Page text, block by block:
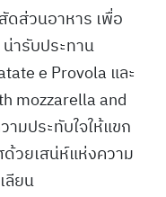
ดส่วนอาหาร เพื่อ
ารับประทาน
e Provola และ
mozzarella and
มประทับใจให้แขก
วยเสน่ห์แห่งความ
ลียน